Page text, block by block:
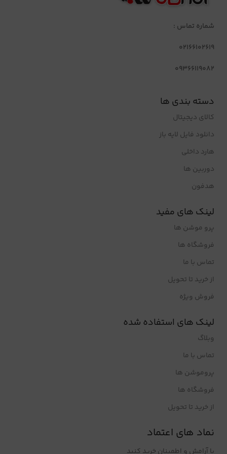
شماره تماس :
02166102619
09366119082
دسته بندی ها
کالای دیجیتال
دانلود فایل لایه باز
هارد داخلی
دوربین ها
هدفون
لینک های مفید
پرو موشن ها
فروشگاه ها
تماس با ما
از خرید تا تحویل
فروش ویژه
لینک های استفاده شده
وبلاگ
تماس با ما
پروموشن ها
فروشگاه ها
از خرید تا تحویل
نماد های اعتماد
با آرامش و اطمینان خرید کنید